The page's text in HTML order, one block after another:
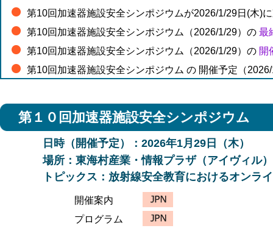
第10回加速器施設安全シンポジウムが2026/1/29日(木)
第10回加速器施設安全シンポジウム（2026/1/29）の 最
第10回加速器施設安全シンポジウム（2026/1/29）の 開
第10回加速器施設安全シンポジウム の 開催予定（
Internationl Technical Safety Forum 2024 (2024/6-10-
第9回加速器施設安全シンポジウムの報告記事が、J-
第9回加速器施設安全シンポジウムが2023年6月9日(
第9回加速器施設安全シンポジウムプログラムを掲載
第9回加速器施設安全シンポジウムを2023年6月9日(金
第8回加速器施設安全シンポジウムが2021年8月27日(
第7回加速器施設安全シンポジウムの報告記事が、J-
第１０回加速器施設安全シンポジウム
日時（開催予定）：2026年1月29日（木）
場所：東海村産業・情報プラザ（アイヴィル）
トピックス：放射線安全教育におけるオンラ
開催案内
プログラム